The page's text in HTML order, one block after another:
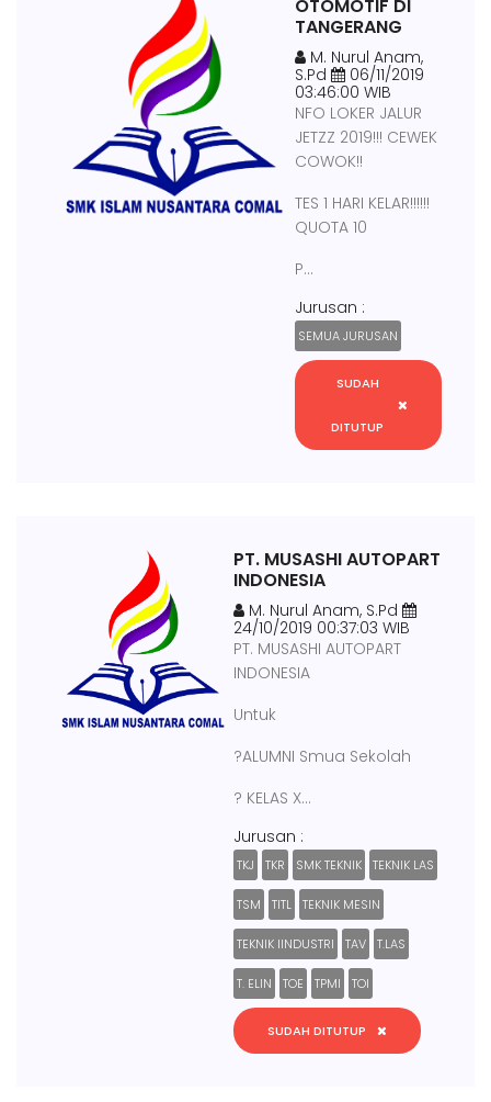
OTOMOTIF DI
TANGERANG
M. Nurul Anam,
S.Pd
06/11/2019
03:46:00 WIB
NFO LOKER JALUR
JETZZ 2019!!! CEWEK
COWOK!!
TES 1 HARI KELAR!!!!!!
QUOTA 10
P...
Jurusan :
SEMUA JURUSAN
SUDAH
DITUTUP
PT. MUSASHI AUTOPART
INDONESIA
M. Nurul Anam, S.Pd
24/10/2019 00:37:03 WIB
PT. MUSASHI AUTOPART
INDONESIA
Untuk
?ALUMNI Smua Sekolah
? KELAS X...
Jurusan :
TKJ TKR SMK TEKNIK TEKNIK LAS
TSM TITL TEKNIK MESIN
TEKNIK IINDUSTRI TAV T.LAS
T. ELIN TOE TPMI TOI
SUDAH DITUTUP